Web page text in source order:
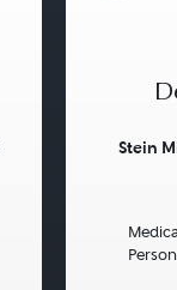
Stein